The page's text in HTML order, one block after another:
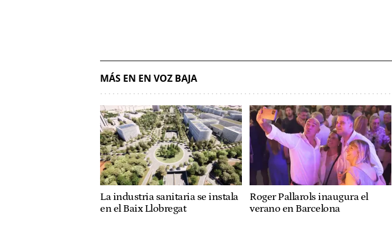
MÁS EN EN VOZ BAJA
La industria sanitaria se instala
en el Baix Llobregat
Roger Pallarols inaugura el
verano en Barcelona